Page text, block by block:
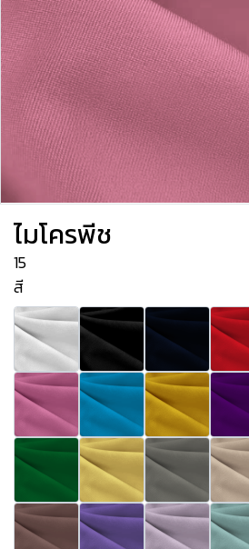
ไมโครพีช
15
สี